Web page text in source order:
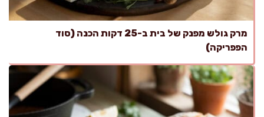
מרק גולש מפנק של בית ב-25 דקות הכנה (סוד
הפפריקה)